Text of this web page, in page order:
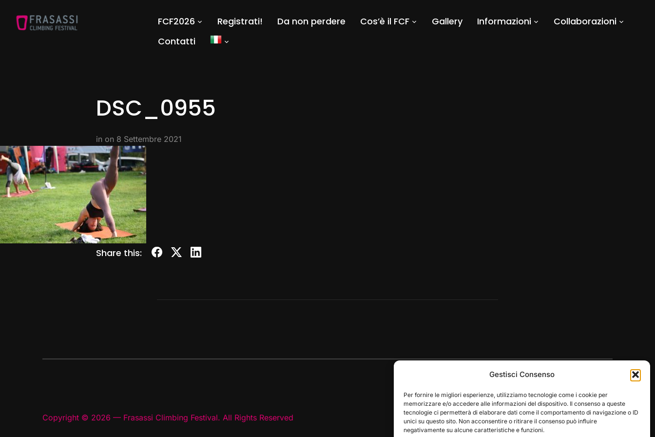
Gestisci Consenso
Per fornire le migliori esperienze, utilizziamo tecnologie come i cookie per
memorizzare e/o accedere alle informazioni del dispositivo. Il consenso a queste
tecnologie ci permetterà di elaborare dati come il comportamento di navigazione o ID
unici su questo sito. Non acconsentire o ritirare il consenso può influire
negativamente su alcune caratteristiche e funzioni.
FCF2026 Registrati! Da non perdere Cos’è il FCF Gallery Informazioni
Collaborazioni
Contatti
DSC_0955
in on 8 Settembre 2021
Share this:
Copyright © 2026 — Frasassi Climbing Festival. All Rights Reserved Designed byWPZOOM